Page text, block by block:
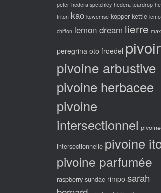
peter hedera spetchley hedera teardrop
triton kao kewemse kopper kettle
chiffon lemon dream lierre
peregrina oto froedel
pivoine arbustive
pivoine herbacee
pivoine
intersectionnel pivoine
intersectionnelle pivoine
pivoine parfumée
raspberry sundae rimpo sarah